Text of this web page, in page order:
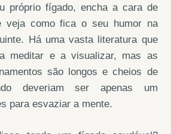
próprio fígado, encha a cara de
veja como fica o seu humor na
Há uma vasta literatura que
meditar e a visualizar, mas as
são longos e cheios de
deveriam ser apenas um
para esvaziar a mente.